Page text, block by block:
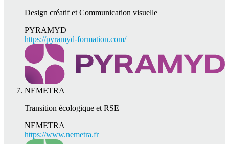
Design créatif et Communication visuelle
PYRAMYD
https://pyramyd-formation.com/
NEMETRA
Transition écologique et RSE
NEMETRA
https://www.nemetra.fr